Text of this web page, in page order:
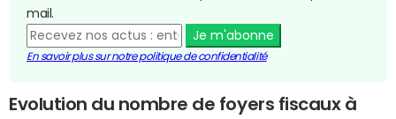
mail.
Je m'abonne
En savoir plus sur notre politique de confidentialité
Evolution du nombre de foyers fiscaux à